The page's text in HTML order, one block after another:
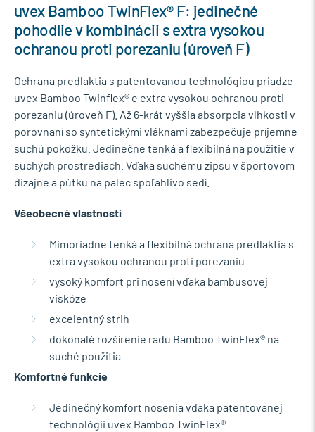
uvex Bamboo TwinFlex® F: jedinečné
pohodlie v kombinácii s extra vysokou
ochranou proti porezaniu (úroveň F)
Ochrana predlaktia s patentovanou technológiou priadze
uvex Bamboo Twinflex® e extra vysokou ochranou proti
porezaniu (úroveň F). Až 6-krát vyššia absorpcia vlhkosti v
porovnaní so syntetickými vláknami zabezpečuje príjemne
suchú pokožku. Jedinečne tenká a flexibilná na použitie v
suchých prostrediach. Vďaka suchému zipsu v športovom
dizajne a pútku na palec spoľahlivo sedí.
Všeobecné vlastnosti
Mimoriadne tenká a flexibilná ochrana predlaktia s
extra vysokou ochranou proti porezaniu
vysoký komfort pri nosení vďaka bambusovej
viskóze
excelentný strih
dokonalé rozšírenie radu Bamboo TwinFlex® na
suché použitia
Komfortné funkcie
Jedinečný komfort nosenia vďaka patentovanej
technológii uvex Bamboo TwinFlex®